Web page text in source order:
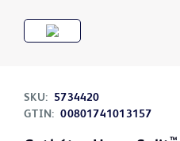
SKU:
5734420
GTIN: 00801741013157